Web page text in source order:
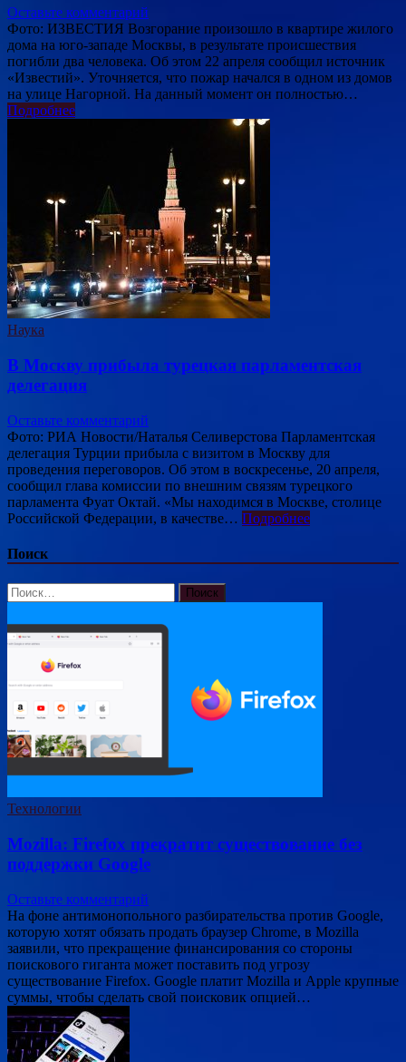
Оставьте комментарий
Фото: ИЗВЕСТИЯ Возгорание произошло в квартире жилого
дома на юго-западе Москвы, в результате происшествия
погибли два человека. Об этом 22 апреля сообщил источник
«Известий». Уточняется, что пожар начался в одном из домов
на улице Нагорной. На данный момент он полностью…
Подробнее
Наука
В Москву прибыла турецкая парламентская
делегация
Оставьте комментарий
Фото: РИА Новости/Наталья Селиверстова Парламентская
делегация Турции прибыла с визитом в Москву для
проведения переговоров. Об этом в воскресенье, 20 апреля,
сообщил глава комиссии по внешним связям турецкого
парламента Фуат Октай. «Мы находимся в Москве, столице
Российской Федерации, в качестве… Подробнее
Поиск
Найти:
Технологии
Mozilla: Firefox прекратит существование без
поддержки Google
Оставьте комментарий
На фоне антимонопольного разбирательства против Google,
которую хотят обязать продать браузер Chrome, в Mozilla
заявили, что прекращение финансирования со стороны
поискового гиганта может поставить под угрозу
существование Firefox. Google платит Mozilla и Apple крупные
суммы, чтобы сделать свой поисковик опцией…